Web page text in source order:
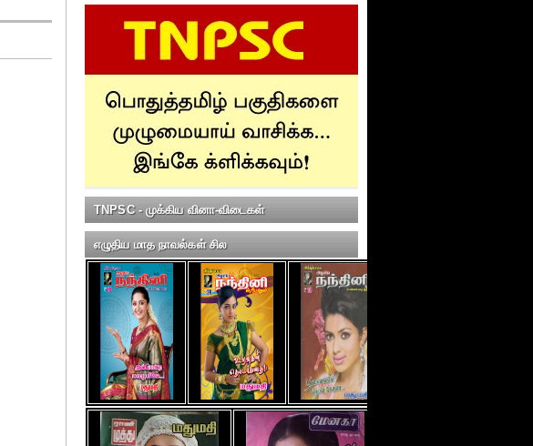
TNPSC - முக்கிய வினா-விடைகள்
எழுதிய மாத நாவல்கள் சில